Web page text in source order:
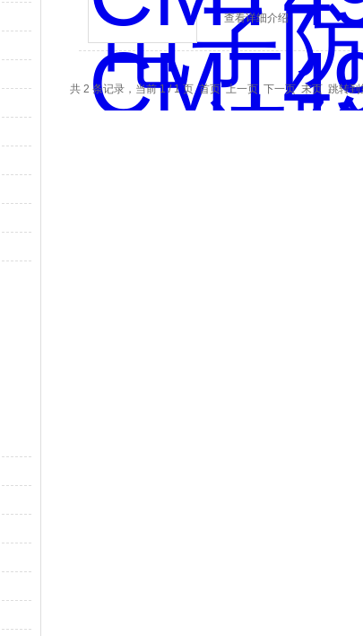
查看详细介绍
共 2 条记录，当前 1 / 1 页 首页 上一页 下一页 末页 跳转到